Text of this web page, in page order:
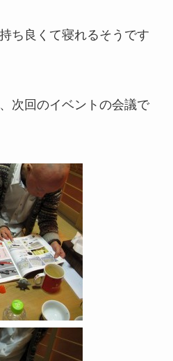
ち良くて寝れるそうです
次回のイベントの会議で